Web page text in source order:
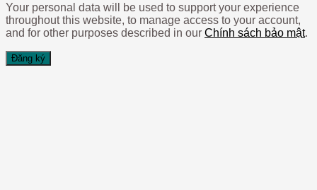
Your personal data will be used to support your experience
throughout this website, to manage access to your account,
and for other purposes described in our Chính sách bảo mật.
Đăng ký